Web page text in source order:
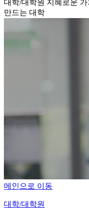
대학/대학원 지혜로운
만드는 대학
메인으로 이동
대학/대학원